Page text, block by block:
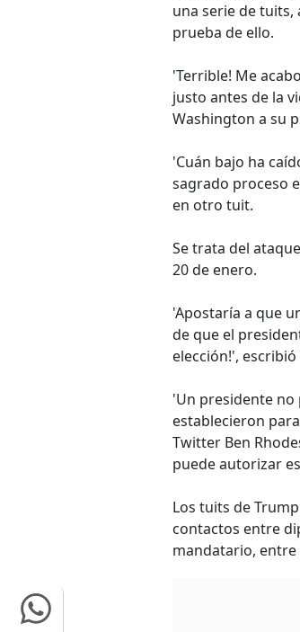
una serie de
prueba de ello.
'Terrible! Me
justo antes de la
Washington a su
'Cuán bajo ha
sagrado proceso
en otro tuit.
Se trata del
20 de enero.
'Apostaría a que
de que el
elección!',
'Un presidente no
establecieron
Twitter Ben
puede autorizar
Los tuits de
contactos entre
mandatario, entre